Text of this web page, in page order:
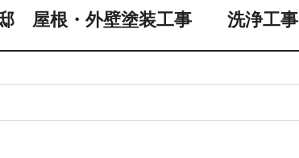
邸 屋根・外壁塗装工事 洗浄工事